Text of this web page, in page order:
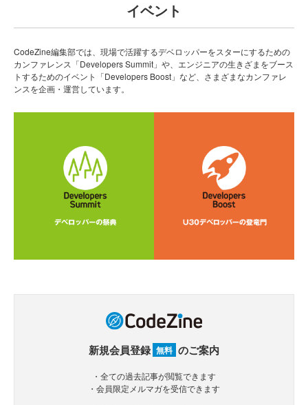
イベント
CodeZine編集部では、現場で活躍するデベロッパーをスターにするための
カンファレンス「Developers Summit」や、エンジニアの生きざまをブース
トするためのイベント「Developers Boost」など、さまざまなカンファレ
ンスを企画・運営しています。
新規会員登録 無料 のご案内
・全ての過去記事が閲覧できます
・会員限定メルマガを受信できます